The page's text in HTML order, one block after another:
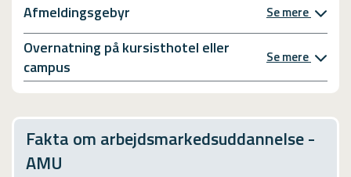
Afmeldingsgebyr Se mere
Overnatning på kursisthotel eller
campus
Se mere
Fakta om arbejdsmarkedsuddannelse -
AMU